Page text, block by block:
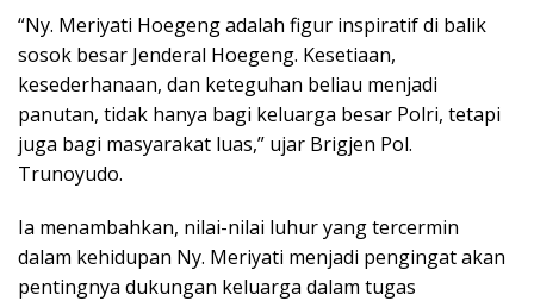
“Ny. Meriyati Hoegeng adalah figur inspiratif di balik
sosok besar Jenderal Hoegeng. Kesetiaan,
kesederhanaan, dan keteguhan beliau menjadi
panutan, tidak hanya bagi keluarga besar Polri, tetapi
juga bagi masyarakat luas,” ujar Brigjen Pol.
Trunoyudo.
Ia menambahkan, nilai-nilai luhur yang tercermin
dalam kehidupan Ny. Meriyati menjadi pengingat akan
pentingnya dukungan keluarga dalam tugas